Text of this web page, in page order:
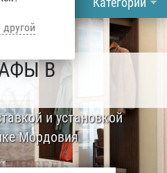
и установкой
Мордовия